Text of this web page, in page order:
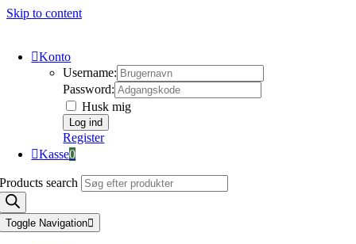
Skip to content
Konto
Username:
Password:
Husk mig
Register
Kasse0
Products search
Toggle Navigation